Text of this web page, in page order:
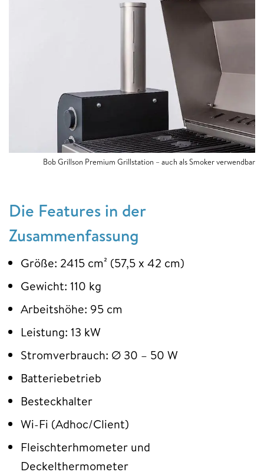
Bob Grillson Premium Grillstation – auch als Smoker verwendbar
Die Features in der
Zusammenfassung
Größe: 2415 cm² (57,5 x 42 cm)
Gewicht: 110 kg
Arbeitshöhe: 95 cm
Leistung: 13 kW
Stromverbrauch: Ø 30 – 50 W
Batteriebetrieb
Besteckhalter
Wi-Fi (Adhoc/Client)
Fleischterhmometer und
Deckelthermometer